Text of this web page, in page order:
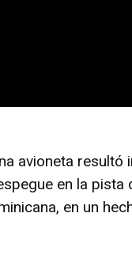
avioneta resultó
en la pista
en un